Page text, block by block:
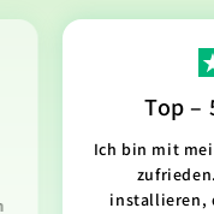
Top –
Ich bin mit
installieren,